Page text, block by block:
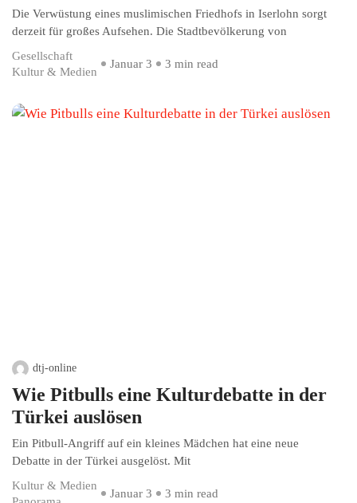
Die Verwüstung eines muslimischen Friedhofs in Iserlohn sorgt
derzeit für großes Aufsehen. Die Stadtbevölkerung von
Gesellschaft
Kultur & Medien
Januar 3 3 min read
dtj-online
Wie Pitbulls eine Kulturdebatte in der
Türkei auslösen
Ein Pitbull-Angriff auf ein kleines Mädchen hat eine neue
Debatte in der Türkei ausgelöst. Mit
Kultur & Medien
Januar 3 3 min read